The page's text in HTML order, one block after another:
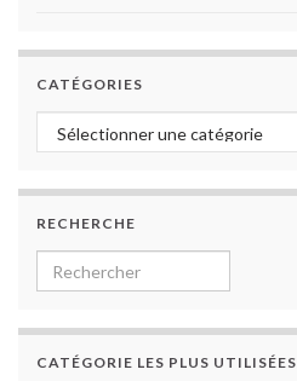
CATÉGORIES
Catégories
RECHERCHE
Search for:
CATÉGORIE LES PLUS UTILISÉES